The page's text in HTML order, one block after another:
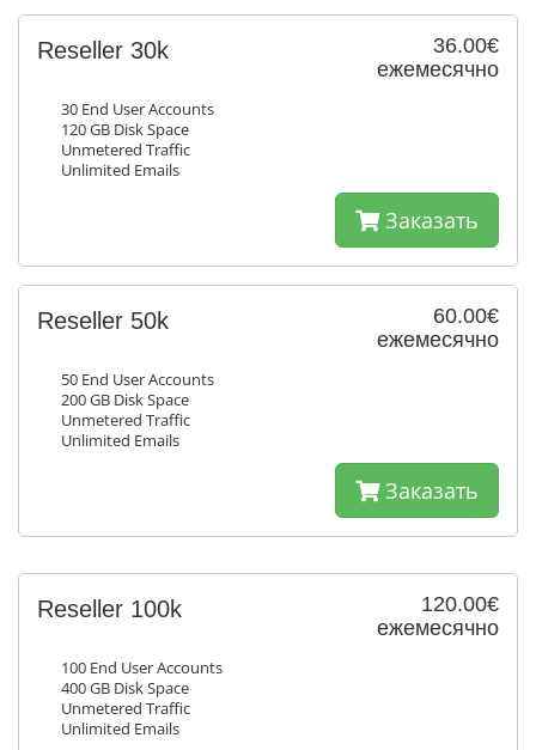
36.00€
ежемесячно
Reseller 30k
30 End User Accounts
120 GB Disk Space
Unmetered Traffic
Unlimited Emails
Заказать
60.00€
ежемесячно
Reseller 50k
50 End User Accounts
200 GB Disk Space
Unmetered Traffic
Unlimited Emails
Заказать
120.00€
ежемесячно
Reseller 100k
100 End User Accounts
400 GB Disk Space
Unmetered Traffic
Unlimited Emails